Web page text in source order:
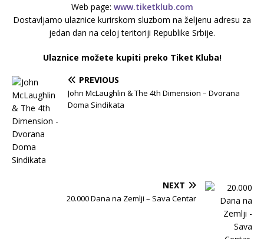
Web page: www.tiketklub.com
Dostavljamo ulaznice kurirskom sluzbom na željenu adresu za
jedan dan na celoj teritoriji Republike Srbije.
Ulaznice možete kupiti preko Tiket Kluba!
PREVIOUS
John McLaughlin & The 4th Dimension – Dvorana
Doma Sindikata
NEXT
20.000 Dana na Zemlji – Sava Centar